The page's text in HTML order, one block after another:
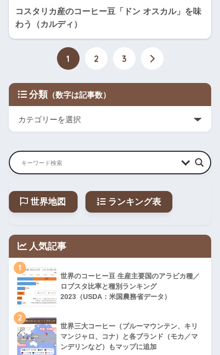
コスタリカ産のコーヒー豆「ドン オスカル」を味
わう（カルディ）
1 2 3
分類
世界地図 ランキング表
人気記事
1
世界のコーヒー豆 生産主要国のアラビカ種／
ロブスタ比率と種別ランキング
2023（USDA：米国農務省データ）
2
世界三大コーヒー（ブルーマウンテン、キリ
マンジャロ、コナ）と各ブランド（モカ／マ
ンデリンなど）もマップに追加